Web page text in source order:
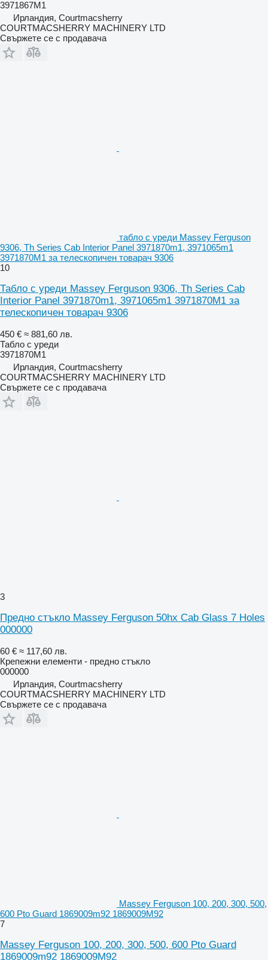
3971867M1
Ирландия, Courtmacsherry
COURTMACSHERRY MACHINERY LTD
Свържете се с продавача
табло с уреди Massey Ferguson
9306, Th Series Cab Interior Panel 3971870m1, 3971065m1
3971870M1 за телескопичен товарач 9306
10
Табло с уреди Massey Ferguson 9306, Th Series Cab
Interior Panel 3971870m1, 3971065m1 3971870M1 за
телескопичен товарач 9306
450 € ≈ 881,60 лв.
Табло с уреди
3971870M1
Ирландия, Courtmacsherry
COURTMACSHERRY MACHINERY LTD
Свържете се с продавача
3
Предно стъкло Massey Ferguson 50hx Cab Glass 7 Holes
000000
60 € ≈ 117,60 лв.
Крепежни елементи - предно стъкло
000000
Ирландия, Courtmacsherry
COURTMACSHERRY MACHINERY LTD
Свържете се с продавача
Massey Ferguson 100, 200, 300, 500,
600 Pto Guard 1869009m92 1869009M92
7
Massey Ferguson 100, 200, 300, 500, 600 Pto Guard
1869009m92 1869009M92